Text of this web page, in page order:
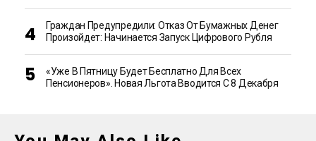
Граждан Предупредили: Отказ От Бумажных Денег
Произойдет: Начинается Запуск Цифрового Рубля
«Уже В Пятницу Будет Бесплатно Для Всех
Пенсионеров». Новая Льгота Вводится С 8 Декабря